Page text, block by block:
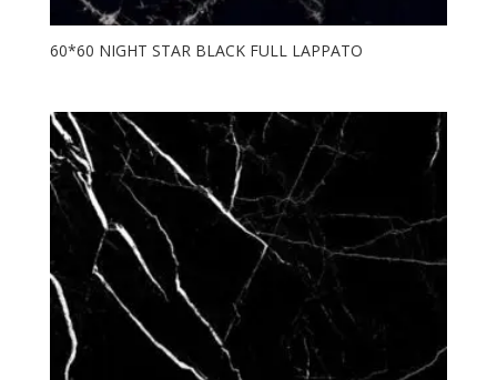
60*60 NIGHT STAR BLACK FULL LAPPATO